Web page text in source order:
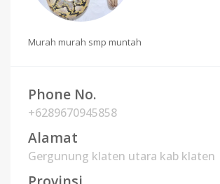
Murah murah smp muntah
Phone No.
+6289670945858
Alamat
Gergunung klaten utara kab klaten